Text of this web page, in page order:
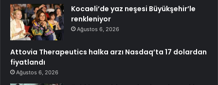
Kocaeli’de yaz neşesi Büyükşehir’le
renkleniyor
Ağustos 6, 2026
Attovia Therapeutics halka arzı Nasdaq’ta 17 dolardan
fiyatlandı
Ağustos 6, 2026